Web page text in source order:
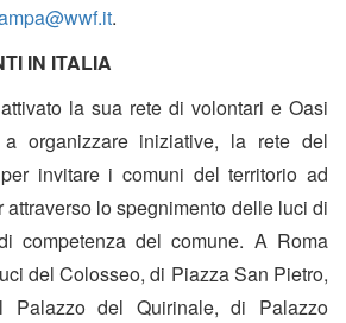
.
IN ITALIA
la sua rete di volontari e Oasi
organizzare iniziative, la rete del
invitare i comuni del territorio ad
attraverso lo spegnimento delle luci di
competenza del comune. A Roma
del Colosseo, di Piazza San Pietro,
del Quirinale, di Palazzo